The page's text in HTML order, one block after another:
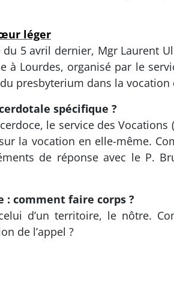
léger
5 avril dernier, Mgr Laurent
Lourdes, organisé par le
presbyterium dans la
spécifique ?
le service des
la vocation en elle-même.
de réponse avec le P.
: comment faire corps ?
d’un territoire, le nôtre.
de l’appel ?